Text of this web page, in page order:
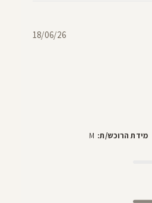
מידת הרוכש/ת: M
תאריך18/06/26